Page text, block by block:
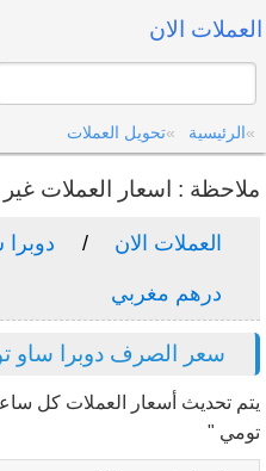
العملات الان
الرئيسية تحويل العملات
ملاحظة : اسعار العملات
العملات الان
درهم مغربي
سعر الصرف دوبرا ساو
يتم تحديث أسعار العملات كل
تومي "